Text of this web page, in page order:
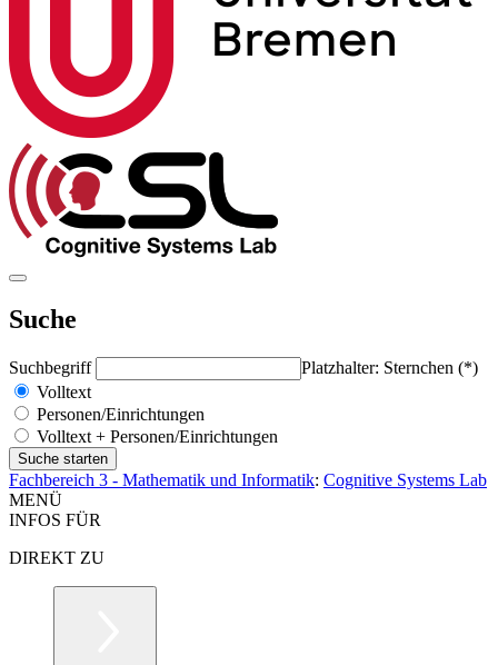
Suche
Suchbegriff
Platzhalter: Sternchen (*)
Volltext
Personen/Einrichtungen
Volltext + Personen/Einrichtungen
Fachbereich 3 - Mathematik und Informatik: Cognitive Systems Lab
MENÜ
INFOS FÜR
DIREKT ZU